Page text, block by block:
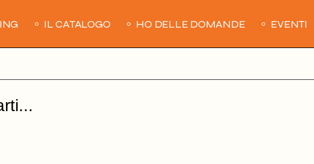
IL CATALOGO HO DELLE DOMANDE EVENTI